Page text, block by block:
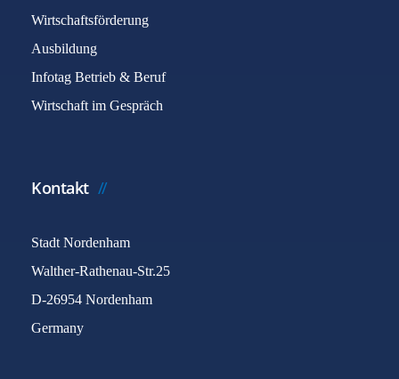
Wirtschaftsförderung
Ausbildung
Infotag Betrieb & Beruf
Wirtschaft im Gespräch
Kontakt
Stadt Nordenham
Walther-Rathenau-Str.25
D-26954 Nordenham
Germany